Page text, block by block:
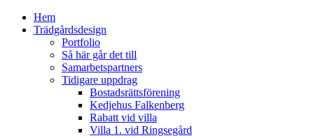
Hem
Trädgårdsdesign
Portfolio
Så här går det till
Samarbetspartners
Tidigare uppdrag
Bostadsrättsförening
Kedjehus Falkenberg
Rabatt vid villa
Villa 1. vid Ringsegård